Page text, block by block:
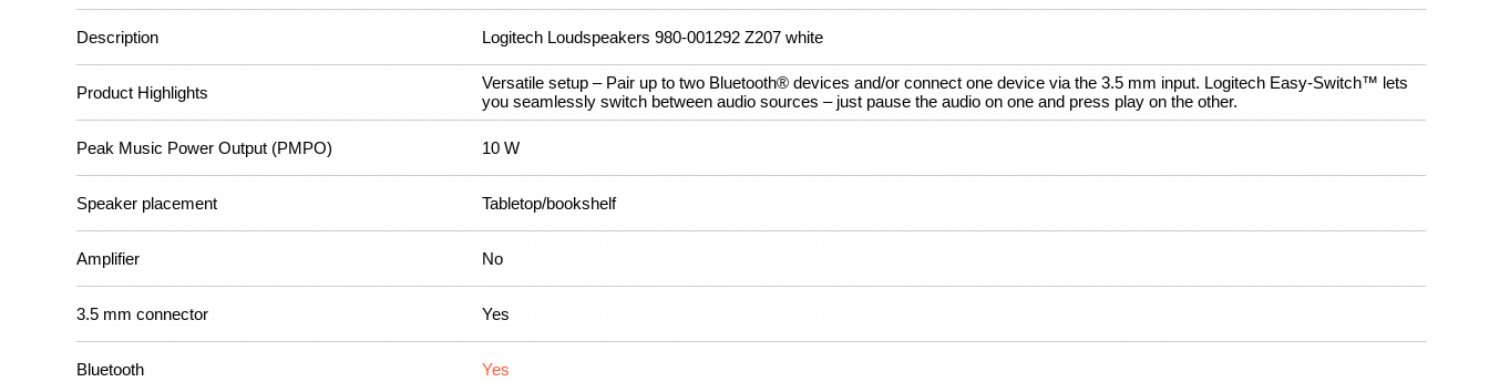
Description Logitech Loudspeakers 980-001292 Z207 white
Product Highlights
Versatile setup – Pair up to two Bluetooth® devices and/or connect one device via the 3.5 mm input. Logitech Easy-Switch™ lets
you seamlessly switch between audio sources – just pause the audio on one and press play on the other.
Peak Music Power Output (PMPO) 10 W
Speaker placement Tabletop/bookshelf
Amplifier No
3.5 mm connector Yes
Bluetooth Yes